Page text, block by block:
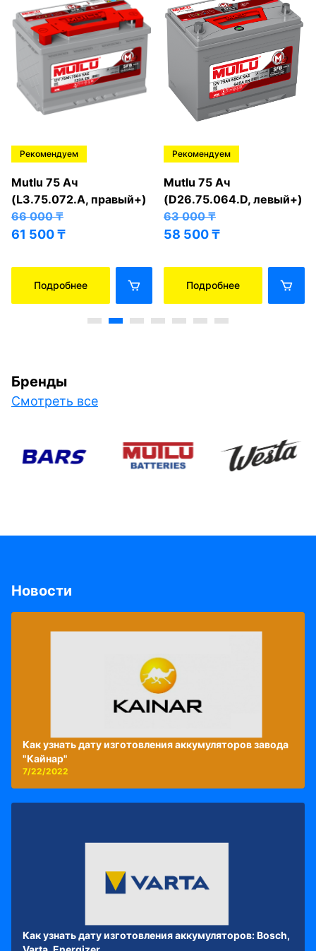
Рекомендуем
Mutlu 75 Ач
(L3.75.072.A, правый+)
66 000₸
61 500₸
Подробнее
Рекомендуем
Mutlu 75 Ач
(D26.75.064.D, левый+)
63 000₸
58 500₸
Подробнее
Бренды
Смотреть все
Новости
Как узнать дату изготовления аккумуляторов завода
"Кайнар"
7/22/2022
Как узнать дату изготовления аккумуляторов: Bosch,